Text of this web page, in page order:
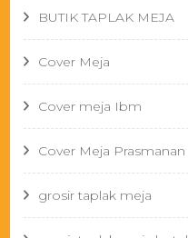
BUTIK TAPLAK MEJA
Cover Meja
Cover meja Ibm
Cover Meja Prasmanan
grosir taplak meja